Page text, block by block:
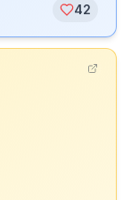
42